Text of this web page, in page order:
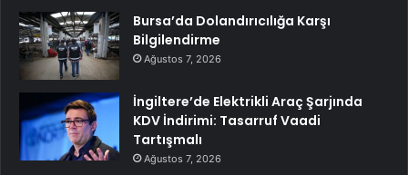
Bursa’da Dolandırıcılığa Karşı
Bilgilendirme
Ağustos 7, 2026
İngiltere’de Elektrikli Araç Şarjında
KDV İndirimi: Tasarruf Vaadi
Tartışmalı
Ağustos 7, 2026